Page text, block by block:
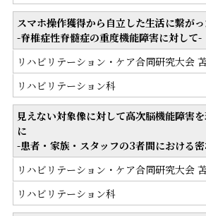
スマホ操作獲得から自立した生活に繋が
-脊椎症性脊髄症の重度機能障害に対して-
リハビリテーション・ケア合同研究大会
リハビリテーション科
見えない対象像に対して高次脳機能障害
に
-患者・家族・スタッフの3者間における
リハビリテーション・ケア合同研究大会
リハビリテーション科